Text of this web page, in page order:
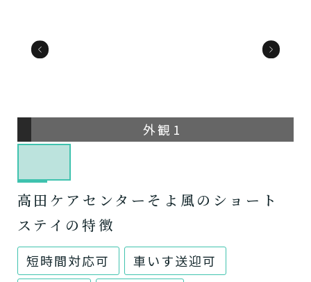
外観1
高田ケアセンターそよ風のショート
ステイの特徴
短時間対応可
車いす送迎可